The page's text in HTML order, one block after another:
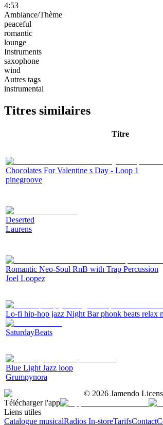
4:53
Ambiance/Thème
peaceful
romantic
lounge
Instruments
saxophone
wind
Autres tags
instrumental
Titres similaires
Titre
Chocolates For Valentine s Day - Loop 1
pinegroove
Deserted
Laurens
Romantic Neo-Soul RnB with Trap Percussion
Joel Loopez
Lo-fi hip-hop jazz Night Bar phonk beats relax
SaturdayBeats
Blue Light Jazz loop
Grumpynora
© 2026 Jamendo
Télécharger l'app
Liens utiles
Catalogue musicalRadios In-storeTarifsContact